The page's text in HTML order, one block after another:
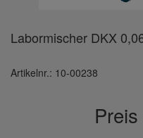
Labormischer DKX
Artikelnr.: 10-00238